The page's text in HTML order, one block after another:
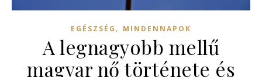
EGÉSZSÉG , MINDENNAPOK
A legnagyobb mellű
magyar nő története és